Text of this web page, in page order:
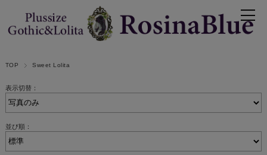
TOP Sweet Lolita
表示切替：
並び順：